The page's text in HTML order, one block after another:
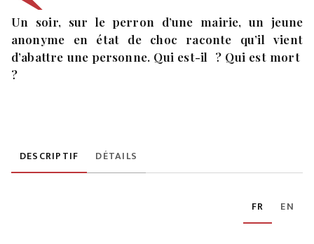
Un soir, sur le perron d’une mairie, un jeune
anonyme en état de choc raconte qu’il vient
d’abattre une personne. Qui est-il ? Qui est mort
?
DESCRIPTIF DÉTAILS
FR EN